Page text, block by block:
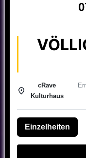
cRave
Kulturhaus
Einzelheiten